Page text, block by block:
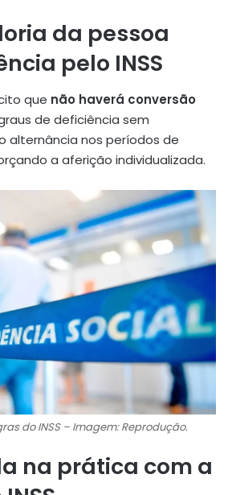
da pessoa
pelo INSS
que não haverá conversão
de deficiência sem
alternância nos períodos de
a aferição individualizada.
do INSS – Imagem: Reprodução.
na prática com a